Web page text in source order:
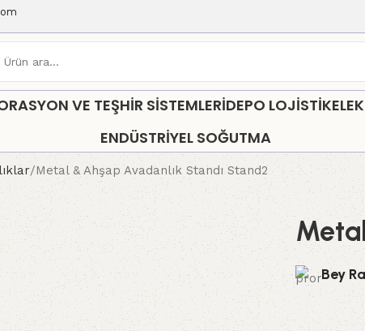
VE TEŞHİR SİSTEMLERİDEPO LOJİSTİK
ENDÜSTRİYEL SOĞUTMA
Metal & Ahşap Avadanlık Standı Stand2
Bey